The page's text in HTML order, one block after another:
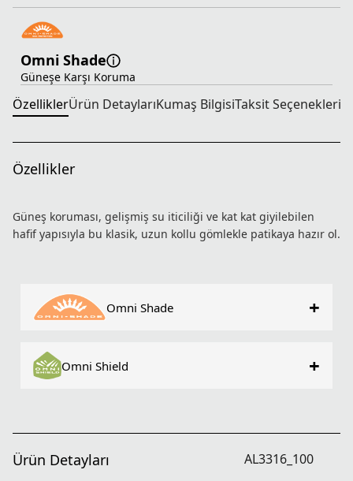
Omni Shade
Güneşe Karşı Koruma
ÖzelliklerÜrün DetaylarıKumaş BilgisiTaksit Seçenekleri
Özellikler
Güneş koruması, gelişmiş su iticiliği ve kat kat giyilebilen
hafif yapısıyla bu klasik, uzun kollu gömlekle patikaya hazır ol.
Omni Shade +
Omni Shield +
Ürün Detayları AL3316_100